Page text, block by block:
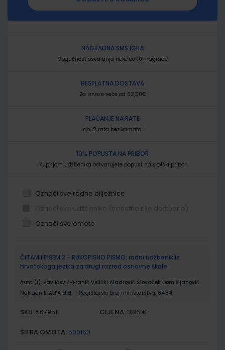
NAGRADNA SMS IGRA
Mogućnost osvajanja neke od 101 nagrade
BESPLATNA DOSTAVA
Za iznose veće od 62,50€
PLAĆANJE NA RATE
do 12 rata bez kamata
10% POPUSTA NA PRIBOR
Kupnjom udžbenika ostvarujete popust na školski pribor
Označi sve radne bilježnice
Označi sve omote
proizvodi
ČITAM I PIŠEM 2 - RUKOPISNO PISMO; radni udžbenik iz
hrvatskoga jezika za drugi razred osnovne škole
Autor(i): Pavličević-Franić Velički Aladrović Slovaček Domišljanović
Nakladnik: ALFA d.d. Registarski broj ministarstva: 6484
SKU: 567951 CIJENA: 8,86 €
ŠIFRA OMOTA: 500160